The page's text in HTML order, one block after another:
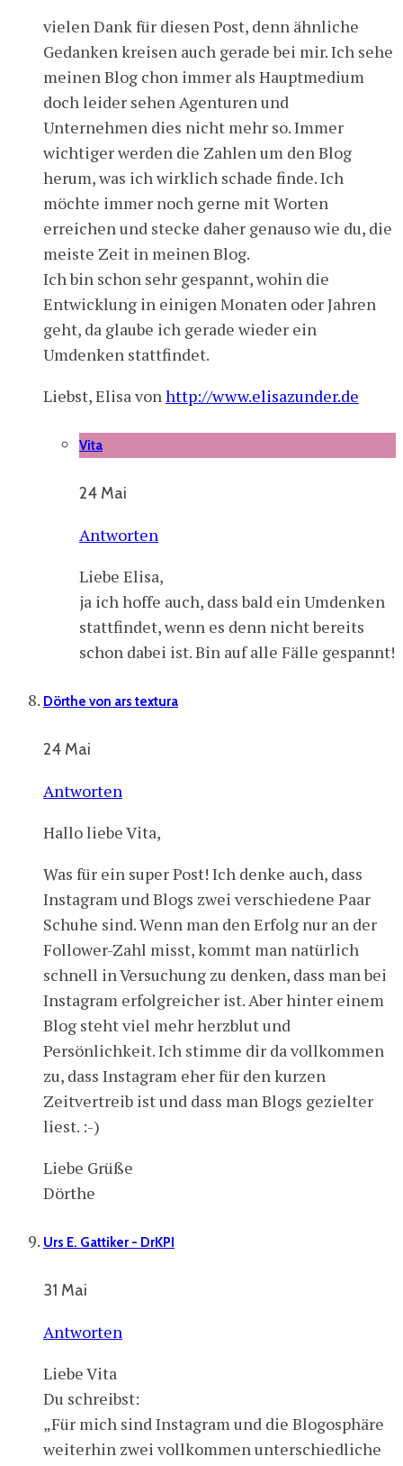
vielen Dank für diesen Post, denn ähnliche
Gedanken kreisen auch gerade bei mir. Ich sehe
meinen Blog chon immer als Hauptmedium
doch leider sehen Agenturen und
Unternehmen dies nicht mehr so. Immer
wichtiger werden die Zahlen um den Blog
herum, was ich wirklich schade finde. Ich
möchte immer noch gerne mit Worten
erreichen und stecke daher genauso wie du, die
meiste Zeit in meinen Blog.
Ich bin schon sehr gespannt, wohin die
Entwicklung in einigen Monaten oder Jahren
geht, da glaube ich gerade wieder ein
Umdenken stattfindet.
Liebst, Elisa vonhttp://www.elisazunder.de
Vita
24 Mai
Antworten
Liebe Elisa,
ja ich hoffe auch, dass bald ein Umdenken
stattfindet, wenn es denn nicht bereits
schon dabei ist. Bin auf alle Fälle gespannt!
Dörthe von ars textura
24 Mai
Antworten
Hallo liebe Vita,
Was für ein super Post! Ich denke auch, dass
Instagram und Blogs zwei verschiedene Paar
Schuhe sind. Wenn man den Erfolg nur an der
Follower-Zahl misst, kommt man natürlich
schnell in Versuchung zu denken, dass man bei
Instagram erfolgreicher ist. Aber hinter einem
Blog steht viel mehr herzblut und
Persönlichkeit. Ich stimme dir da vollkommen
zu, dass Instagram eher für den kurzen
Zeitvertreib ist und dass man Blogs gezielter
liest. :-)
Liebe Grüße
Dörthe
Urs E. Gattiker - DrKPI
31 Mai
Antworten
Liebe Vita
Du schreibst:
„Für mich sind Instagram und die Blogosphäre
weiterhin zwei vollkommen unterschiedliche